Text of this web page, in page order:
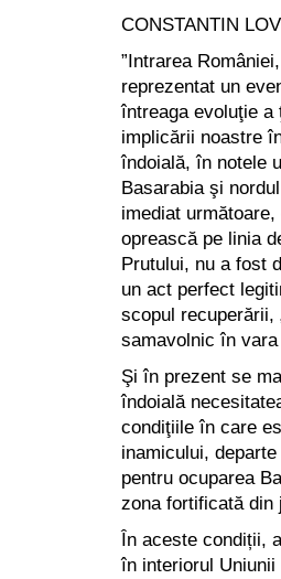
CONSTANTIN
”Intrarea
reprezentat un
întreaga evoluţie a
implicării noastre
îndoială, în notele
Basarabia şi
imediat
oprească pe linia
Prutului, nu a fost
un act perfect
scopul recuperării,
samavolnic în vara
Şi în prezent se
îndoială
condiţiile în care
inamicului,
pentru ocuparea
zona fortificată din
În aceste condiții,
în interiorul